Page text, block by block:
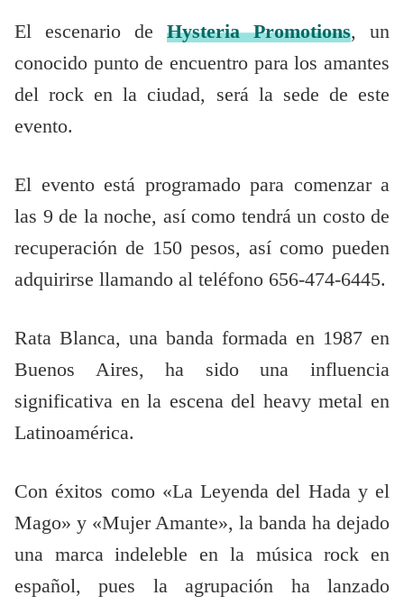
El escenario de Hysteria Promotions, un
conocido punto de encuentro para los amantes
del rock en la ciudad, será la sede de este
evento.
El evento está programado para comenzar a
las 9 de la noche, así como tendrá un costo de
recuperación de 150 pesos, así como pueden
adquirirse llamando al teléfono 656-474-6445.
Rata Blanca, una banda formada en 1987 en
Buenos Aires, ha sido una influencia
significativa en la escena del heavy metal en
Latinoamérica.
Con éxitos como «La Leyenda del Hada y el
Mago» y «Mujer Amante», la banda ha dejado
una marca indeleble en la música rock en
español, pues la agrupación ha lanzado